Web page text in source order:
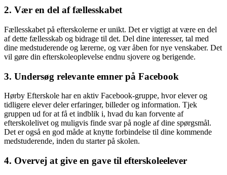
2. Vær en del af fællesskabet
Fællesskabet på efterskolerne er unikt. Det er vigtigt at være en del
af dette fællesskab og bidrage til det. Del dine interesser, tal med
dine medstuderende og lærerne, og vær åben for nye venskaber. Det
vil gøre din efterskoleoplevelse endnu sjovere og berigende.
3. Undersøg relevante emner på Facebook
Hørby Efterskole har en aktiv Facebook-gruppe, hvor elever og
tidligere elever deler erfaringer, billeder og information. Tjek
gruppen ud for at få et indblik i, hvad du kan forvente af
efterskolelivet og muligvis finde svar på nogle af dine spørgsmål.
Det er også en god måde at knytte forbindelse til dine kommende
medstuderende, inden du starter på skolen.
4. Overvej at give en gave til efterskoleelever